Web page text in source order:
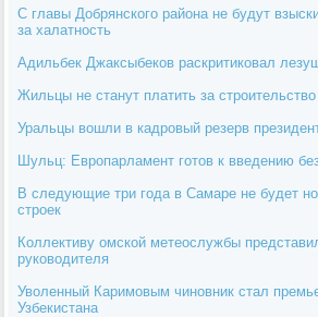
С главы Добрянского района не будут
за халатность
Адильбек Джаксыбеков раскритиковал
Жильцы не станут платить за
Уральцы вошли в кадровый резерв
Шульц: Европарламент готов к введению
В следующие три года в Самаре не будет
строек
Коллективу омской метеослужбы
руководителя
Уволенный Каримовым чиновник стал
Узбекистана